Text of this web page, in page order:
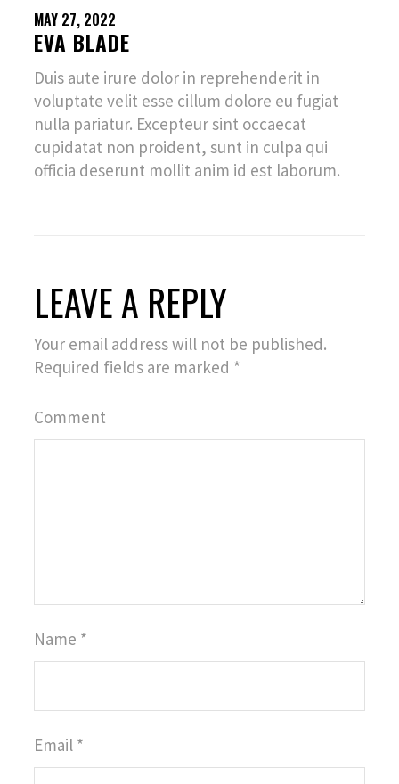
MAY 27, 2022
EVA BLADE
Duis aute irure dolor in reprehenderit in
voluptate velit esse cillum dolore eu fugiat
nulla pariatur. Excepteur sint occaecat
cupidatat non proident, sunt in culpa qui
officia deserunt mollit anim id est laborum.
LEAVE A REPLY
Your email address will not be published.
Required fields are marked *
Comment
Name *
Email *